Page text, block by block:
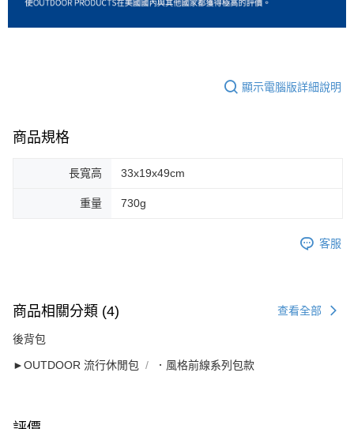
顯示電腦版詳細說明
商品規格
長寬高 33x19x49cm
重量 730g
客服
商品相關分類 (4) 查看全部
後背包
►OUTDOOR 流行休閒包 ．風格前線系列包款